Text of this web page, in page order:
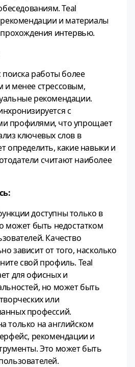
Teal
рекомендации и материалы
интервью.
поиска работы более
и менее стрессовым,
рекомендации.
с
профилями, что упрощает
ключевых слов в
определить, какие навыки и
считают наиболее
доступны только в
может быть недостатком
Качество
зависит от того, насколько
свой профиль. Teal
для офисных и
но может быть
или
профессий.
только на английском
рекомендации и
Это может быть